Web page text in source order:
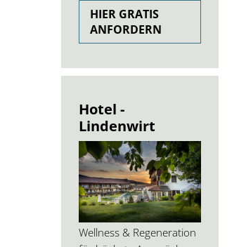
HIER GRATIS
ANFORDERN
Hotel -
Lindenwirt
Wellness & Regeneration